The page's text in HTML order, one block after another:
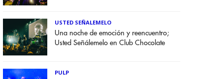
USTED SEÑALEMELO
Una noche de emoción y reencuentro;
Usted Señálemelo en Club Chocolate
PULP